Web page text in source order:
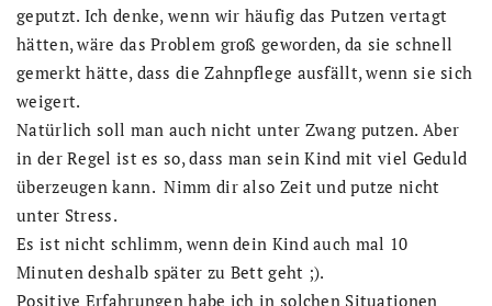
geputzt. Ich denke, wenn wir häufig das Putzen vertagt
hätten, wäre das Problem groß geworden, da sie schnell
gemerkt hätte, dass die Zahnpflege ausfällt, wenn sie sich
weigert.
Natürlich soll man auch nicht unter Zwang putzen. Aber
in der Regel ist es so, dass man sein Kind mit viel Geduld
überzeugen kann. Nimm dir also Zeit und putze nicht
unter Stress.
Es ist nicht schlimm, wenn dein Kind auch mal 10
Minuten deshalb später zu Bett geht ;).
Positive Erfahrungen habe ich in solchen Situationen